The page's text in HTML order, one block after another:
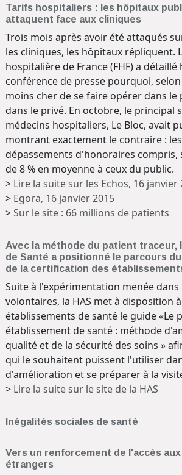
Tarifs hospitaliers : les hôpitaux
attaquent face aux cliniques
Trois mois après avoir été attaqués
les cliniques, les hôpitaux répliquent.
hospitalière de France (FHF) a
conférence de presse pourquoi,
moins cher de se faire opérer dans
dans le privé. En octobre, le principal
médecins hospitaliers, Le Bloc, avait
montrant exactement le contraire :
dépassements d'honoraires
de 8 % en moyenne à ceux du public.
> Lire la suite sur les Echos, 16 janvier
> Egora, 16 janvier 2015
>Sur le site : 66 millions de patients
Avec la méthode du patient traceur,
de Santé a positionné le parcours
de la certification des
Suite à l'expérimentation menée
volontaires, la HAS met à disposition
établissements de santé le guide «Le
établissement de santé : méthode
qualité et de la sécurité des soins »
qui le souhaitent puissent l'utiliser
d'amélioration et se préparer à la
> Lire la suite sur le site de la HAS
Inégalités sociales de santé
Vers un renforcement de l'accès
étrangers